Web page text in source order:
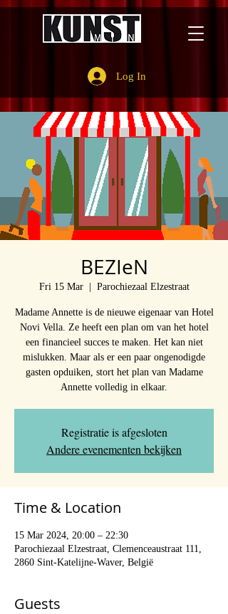
Log In
BEZIeN
Fri 15 Mar
  |
Parochiezaal Elzestraat
Madame Annette is de nieuwe eigenaar van Hotel
Novi Vella. Ze heeft een plan om van het hotel
een financieel succes te maken. Het kan niet
mislukken. Maar als er een paar ongenodigde
gasten opduiken, stort het plan van Madame
Annette volledig in elkaar.
Registratie is afgesloten
Andere evenementen bekijken
Time & Location
15 Mar 2024, 20:00 – 22:30
Parochiezaal Elzestraat, Clemenceaustraat 111,
2860 Sint-Katelijne-Waver, België
Guests